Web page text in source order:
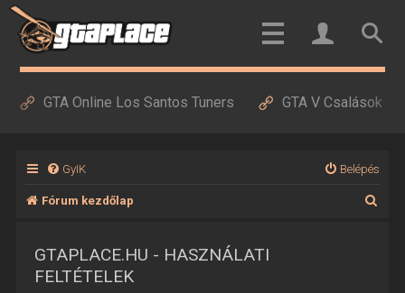
GTA Online Los Santos Tuners GTA V Csalások
GyIK Belépés
Fórum kezdőlap
GTAPLACE.HU - HASZNÁLATI
FELTÉTELEK